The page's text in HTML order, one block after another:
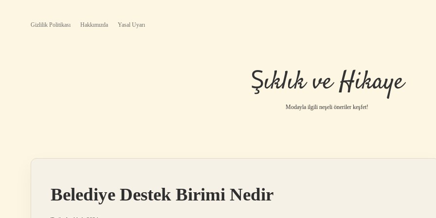
Gizlilik Politikası Hakkımızda Yasal Uyarı
Şıklık ve Hikaye
Modayla ilgili neşeli öneriler keşfet!
Belediye Destek Birimi Nedir